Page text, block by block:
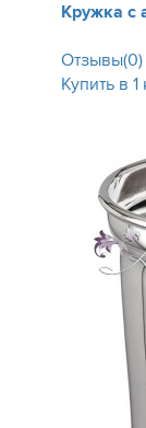
Кружка с
Отзывы(0)
Купить в 1